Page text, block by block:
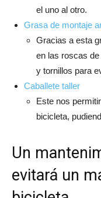
el uno al otro.
Grasa de montaje
Gracias a esta
en las roscas
y tornillos para
Caballete taller
Este nos
bicicleta,
Un
evitará un